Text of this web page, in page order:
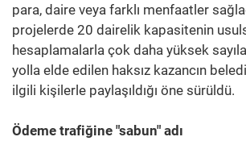
para, daire veya farklı menfaatler
projelerde 20 dairelik kapasitenin
hesaplamalarla çok daha yüksek
yolla elde edilen haksız kazancın
ilgili kişilerle paylaşıldığı öne sürüldü.
Ödeme trafiğine "sabun" adı